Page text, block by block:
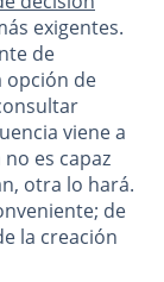
exigentes.
de
opción de
viene a
es capaz
otra lo hará.
de
la creación